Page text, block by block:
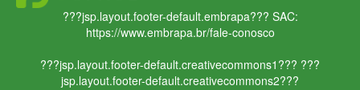
???jsp.layout.footer-default.embrapa??? SAC:
https://www.embrapa.br/fale-conosco
???jsp.layout.footer-default.creativecommons1??? ???
jsp.layout.footer-default.creativecommons2???